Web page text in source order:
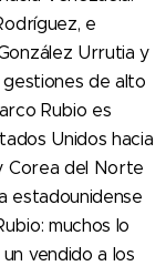
e
Urrutia y
de alto
Rubio es
Unidos hacia
Corea del Norte
estadounidense
muchos lo
vendido a los